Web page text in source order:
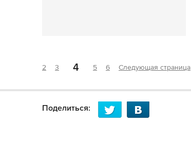
2 3 4 5 6 Следующая страница
Поделиться: